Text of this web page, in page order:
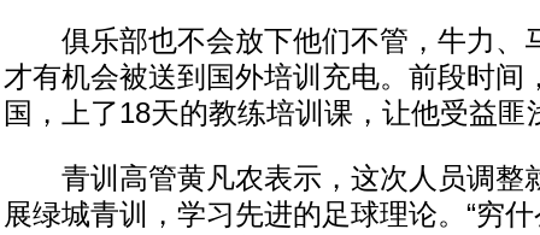
俱乐部也不会放下他们不管，牛力、
才有机会被送到国外培训充电。前段时间
国，上了18天的教练培训课，让他受益匪
青训高管黄凡农表示，这次人员调整
展绿城青训，学习先进的足球理论。“穷